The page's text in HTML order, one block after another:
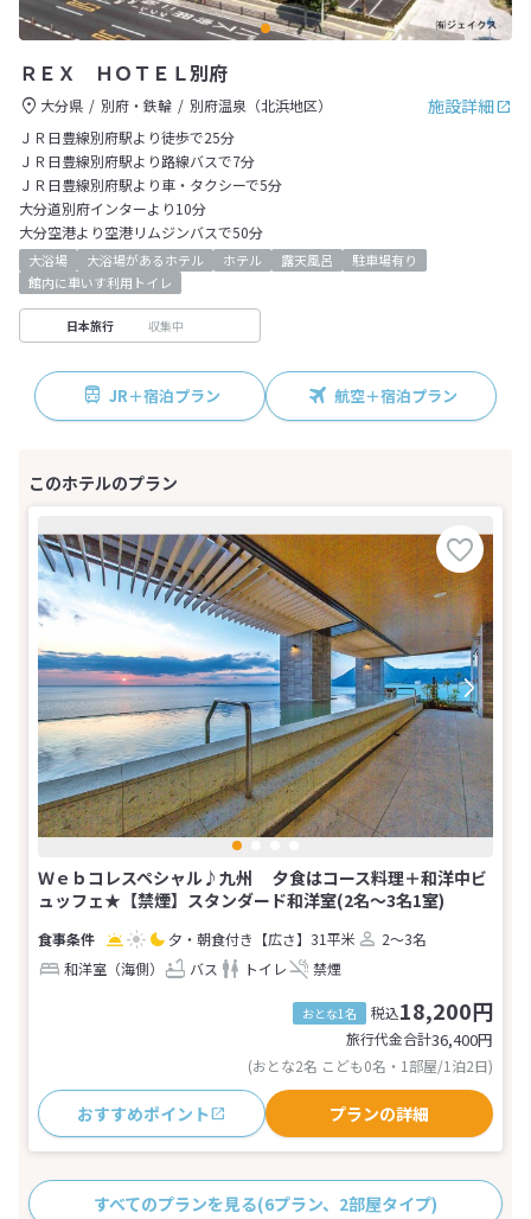
ＲＥＸ ＨＯＴＥＬ別府
施設詳細
大分県 別府・鉄輪
別府温泉（北浜地区）
ＪＲ日豊線別府駅より徒歩で25分
ＪＲ日豊線別府駅より路線バスで7分
ＪＲ日豊線別府駅より車・タクシーで5分
大分道別府インターより10分
大分空港より空港リムジンバスで50分
大浴場 大浴場があるホテル ホテル 露天風呂
駐車場有り
館内に車いす利用トイレ
日本旅行 収集中
JR＋宿泊プラン 航空＋宿泊プラン
Ｗｅｂコレスペシャル♪九州 夕食はコース料理＋和洋中ビ
ュッフェ★【禁煙】スタンダード和洋室(2名～3名1室)
夕・朝食付き 【広さ】31平米
2～3名
和洋室（海側）
バス トイレ 禁煙
おとな1名 税込18,200円
旅行代金合計36,400円
(おとな2名 こども0名・1部屋/1泊2日)
おすすめポイント プランの詳細
すべてのプランを見る(6プラン、2部屋タイプ)